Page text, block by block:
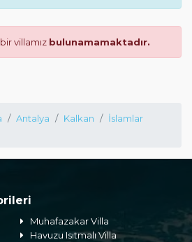
villamız bulunamamaktadır.
Antalya Kalkan
İslamlar
Muhafazakar Villa
Havuzu Isıtmalı Villa